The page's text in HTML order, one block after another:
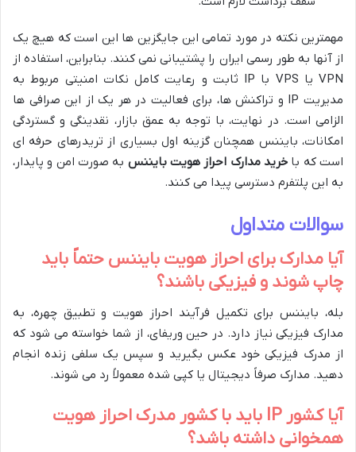
مهمترین نکته در مورد تمامی این جایگزین ها این است که هیچ یک
از آنها به طور رسمی ایران را پشتیبانی نمی کنند. بنابراین، استفاده از
VPN یا VPS با IP ثابت و رعایت کامل نکات امنیتی مربوط به
مدیریت IP و تراکنش ها، برای فعالیت در هر یک از این صرافی ها
الزامی است. در نهایت، با توجه به عمق بازار، نقدینگی و گستردگی
امکانات، بایننس همچنان گزینه اول بسیاری از تریدرهای حرفه ای
است که با خرید مدارک احراز هویت بایننس به صورت امن و پایدار،
به این پلتفرم دسترسی پیدا می کنند.
سوالات متداول
آیا مدارک برای احراز هویت بایننس حتماً باید
چاپ شوند و فیزیکی باشند؟
بله، بایننس برای تکمیل فرآیند احراز هویت و تطبیق چهره، به
مدارک فیزیکی نیاز دارد. در حین وریفای، از شما خواسته می شود که
از مدرک فیزیکی خود عکس بگیرید و سپس یک سلفی زنده انجام
دهید. مدارک صرفاً دیجیتال یا کپی شده معمولاً رد می شوند.
آیا کشور IP باید با کشور مدرک احراز هویت
همخوانی داشته باشد؟